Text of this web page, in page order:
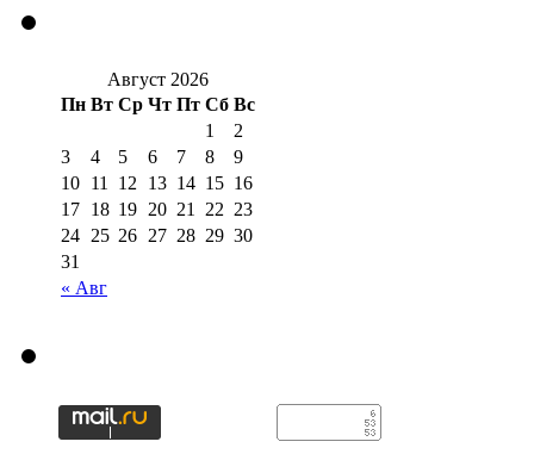
Август 2026
Пн Вт Ср Чт Пт Сб Вс
« Авг
1
2
3
4 5 6 7 8
9
10 11 12 13 14 15 16
17 18 19 20 21 22 23
24 25 26 27 28 29 30
31